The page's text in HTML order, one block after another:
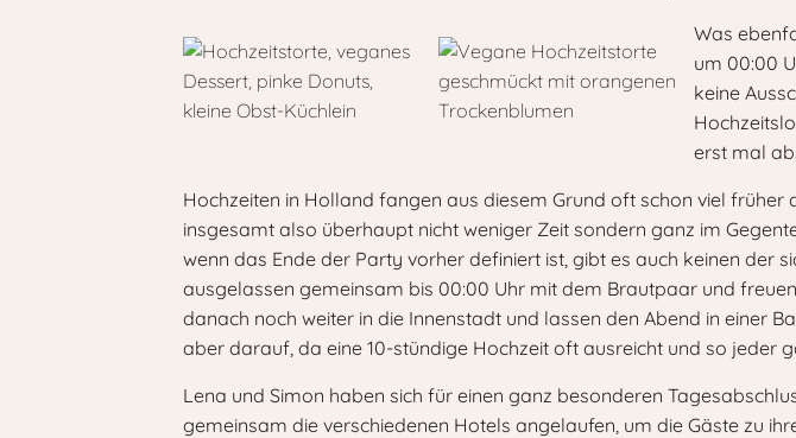
Was
um 00:00
keine
erst mal
Hochzeiten in Holland fangen aus diesem Grund oft schon viel
insgesamt also überhaupt nicht weniger Zeit sondern ganz im
wenn das Ende der Party vorher definiert ist, gibt es auch keinen der
ausgelassen gemeinsam bis 00:00 Uhr mit dem Brautpaar und
danach noch weiter in die Innenstadt und lassen den Abend in einer
aber darauf, da eine 10-stündige Hochzeit oft ausreicht und so jeder
Lena und Simon haben sich für einen ganz besonderen
gemeinsam die verschiedenen Hotels angelaufen, um die Gäste zu